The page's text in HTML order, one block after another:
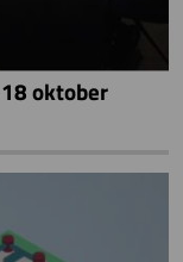
oktober